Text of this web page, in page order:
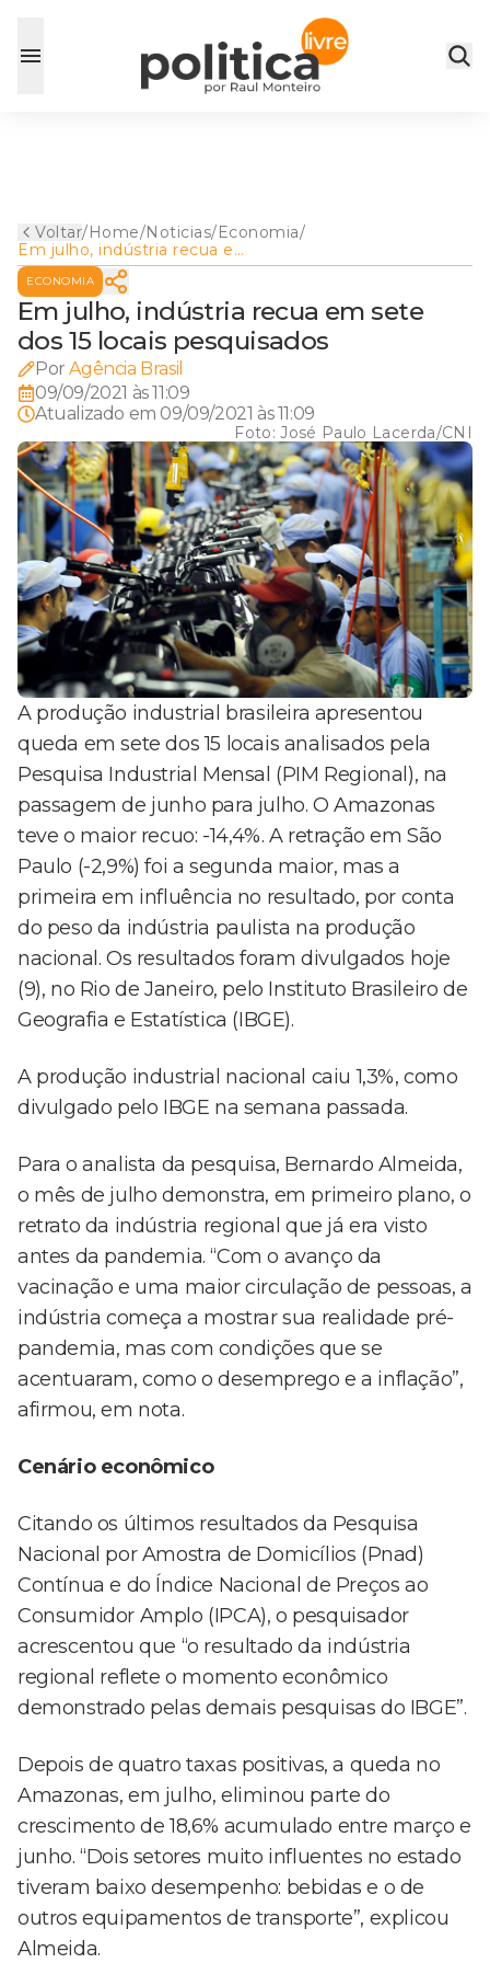
Voltar/Home/Noticias/Economia/
Em julho, indústria recua em
sete dos 15 locais
pesquisados
ECONOMIA
Em julho, indústria recua em sete
dos 15 locais pesquisados
Por Agência Brasil
09/09/2021 às 11:09
Atualizado em 09/09/2021 às 11:09
Foto:José Paulo Lacerda/CNI
A produção industrial brasileira apresentou
queda em sete dos 15 locais analisados pela
Pesquisa Industrial Mensal (PIM Regional), na
passagem de junho para julho. O Amazonas
teve o maior recuo: -14,4%. A retração em São
Paulo (-2,9%) foi a segunda maior, mas a
primeira em influência no resultado, por conta
do peso da indústria paulista na produção
nacional. Os resultados foram divulgados hoje
(9), no Rio de Janeiro, pelo Instituto Brasileiro de
Geografia e Estatística (IBGE).
A produção industrial nacional caiu 1,3%, como
divulgado pelo IBGE na semana passada.
Para o analista da pesquisa, Bernardo Almeida,
o mês de julho demonstra, em primeiro plano, o
retrato da indústria regional que já era visto
antes da pandemia. “Com o avanço da
vacinação e uma maior circulação de pessoas, a
indústria começa a mostrar sua realidade pré-
pandemia, mas com condições que se
acentuaram, como o desemprego e a inflação”,
afirmou, em nota.
Cenário econômico
Citando os últimos resultados da Pesquisa
Nacional por Amostra de Domicílios (Pnad)
Contínua e do Índice Nacional de Preços ao
Consumidor Amplo (IPCA), o pesquisador
acrescentou que “o resultado da indústria
regional reflete o momento econômico
demonstrado pelas demais pesquisas do IBGE”.
Depois de quatro taxas positivas, a queda no
Amazonas, em julho, eliminou parte do
crescimento de 18,6% acumulado entre março e
junho. “Dois setores muito influentes no estado
tiveram baixo desempenho: bebidas e o de
outros equipamentos de transporte”, explicou
Almeida.